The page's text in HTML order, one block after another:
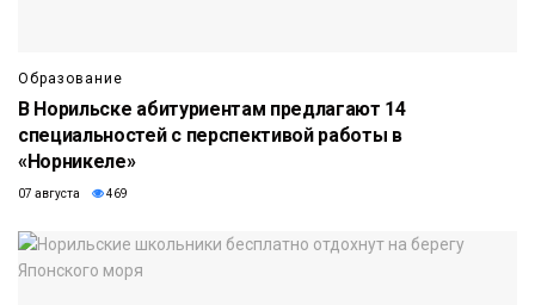
Образование
В Норильске абитуриентам предлагают 14
специальностей с перспективой работы в
«Норникеле»
07 августа 469